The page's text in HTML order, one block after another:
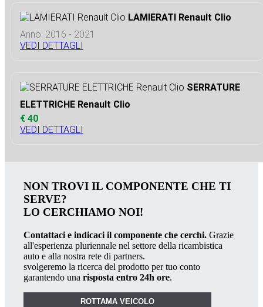
LAMIERATI Renault Clio
Anno: 2016 - 2021
VEDI DETTAGLI
SERRATURE
ELETTRICHE Renault Clio
€ 40
VEDI DETTAGLI
NON TROVI IL COMPONENTE CHE TI
SERVE?
LO CERCHIAMO NOI!
Contattaci e indicaci il componente che cerchi. Grazie
all'esperienza pluriennale nel settore della ricambistica
auto e alla nostra rete di partners.
svolgeremo la ricerca del prodotto per tuo conto
garantendo una risposta entro 24h ore.
ROTTAMA VEICOLO